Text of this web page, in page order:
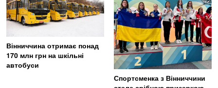
Вінниччина отримає понад
170 млн грн на шкільні
автобуси
Спортсменка з Вінниччини